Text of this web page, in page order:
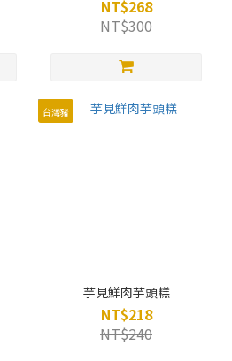
NT$268
NT$300
台灣豬
芋見鮮肉芋頭糕
NT$218
NT$240